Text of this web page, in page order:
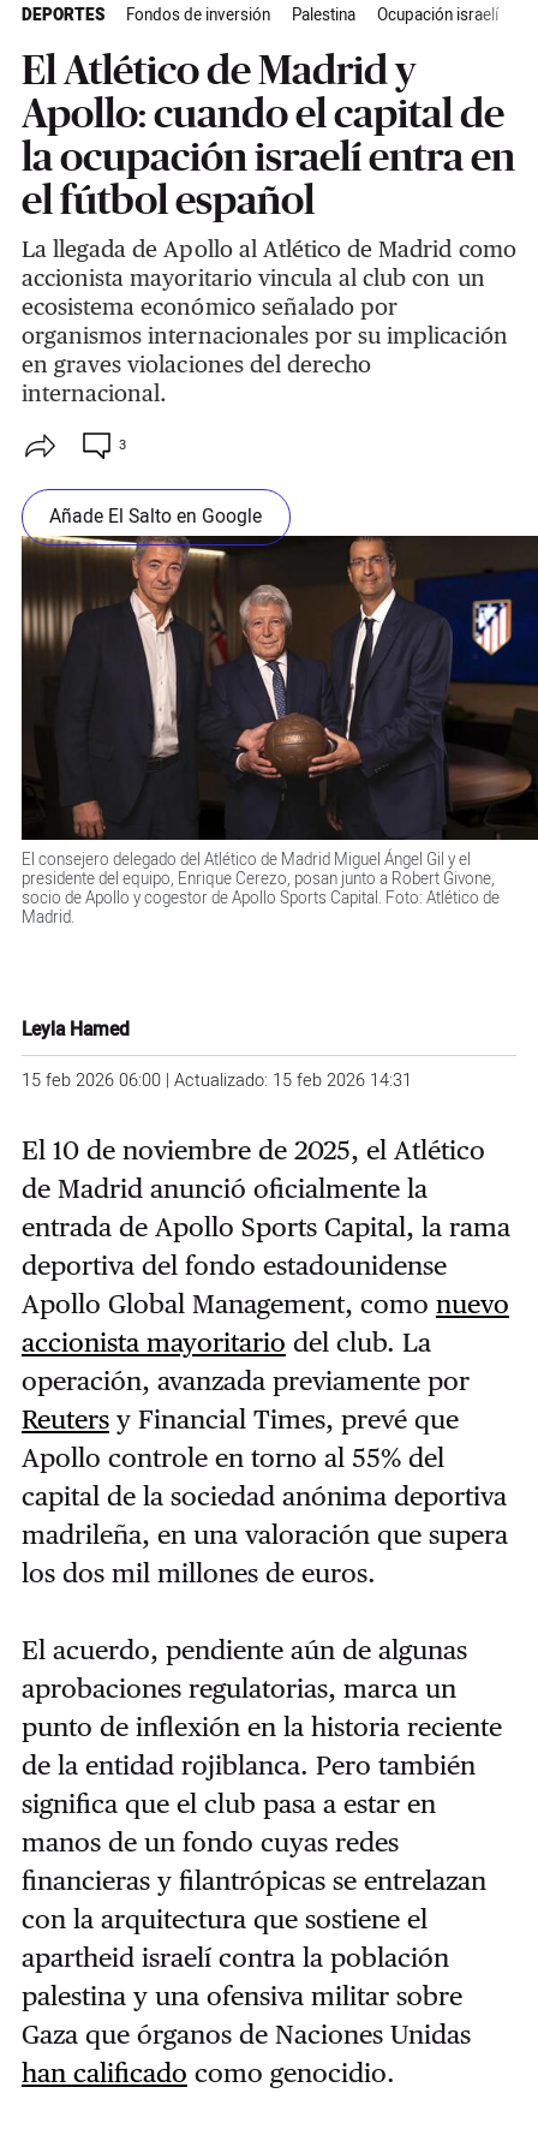
DEPORTES Fondos de inversión Palestina Ocupación israelí
El Atlético de Madrid y
Apollo: cuando el capital de
la ocupación israelí entra en
el fútbol español
La llegada de Apollo al Atlético de Madrid como
accionista mayoritario vincula al club con un
ecosistema económico señalado por
organismos internacionales por su implicación
en graves violaciones del derecho
internacional.
3
Añade El Salto en Google
El consejero delegado del Atlético de Madrid Miguel Ángel Gil y el
presidente del equipo, Enrique Cerezo, posan junto a Robert Givone,
socio de Apollo y cogestor de Apollo Sports Capital. Foto: Atlético de
Madrid.
Leyla Hamed
15 feb 2026 06:00 | Actualizado: 15 feb 2026 14:31
El 10 de noviembre de 2025, el Atlético
de Madrid anunció oficialmente la
entrada de Apollo Sports Capital, la rama
deportiva del fondo estadounidense
Apollo Global Management, como nuevo
accionista mayoritario del club. La
operación, avanzada previamente por
Reutersy Financial Times, prevé que
Apollo controle en torno al 55% del
capital de la sociedad anónima deportiva
madrileña, en una valoración que supera
los dos mil millones de euros.
El acuerdo, pendiente aún de algunas
aprobaciones regulatorias, marca un
punto de inflexión en la historia reciente
de la entidad rojiblanca. Pero también
significa que el club pasa a estar en
manos de un fondo cuyas redes
financieras y filantrópicas se entrelazan
con la arquitectura que sostiene el
apartheid israelí contra la población
palestina y una ofensiva militar sobre
Gaza que órganos de Naciones Unidas
han calificado como genocidio.